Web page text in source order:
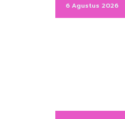
6 Agustus 2026